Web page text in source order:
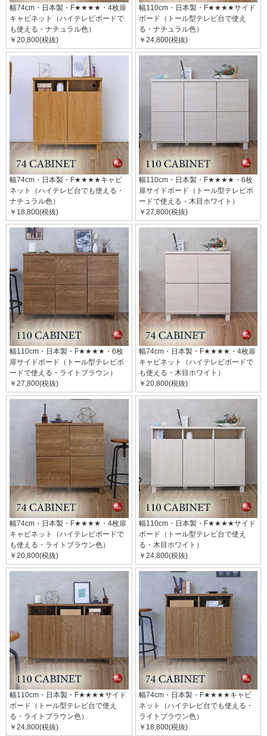
幅74cm・日本製・F★★★★・4枚扉
キャビネット（ハイテレビボードで
も使える・ナチュラル色）
￥20,800(税抜)
幅110cm・日本製・F★★★★サイド
ボード（トール型テレビ台で使え
る・ナチュラル色）
￥24,800(税抜)
幅74cm・日本製・F★★★★キャビ
ネット（ハイテレビ台でも使える・
ナチュラル色）
￥18,800(税抜)
幅110cm・日本製・F★★★★・6枚
扉サイドボード（トール型テレビボ
ードで使える・木目ホワイト）
￥27,800(税抜)
幅110cm・日本製・F★★★★・6枚
扉サイドボード（トール型テレビボ
ードで使える・ライトブラウン）
￥27,800(税抜)
幅74cm・日本製・F★★★★・4枚扉
キャビネット（ハイテレビボードで
も使える・木目ホワイト）
￥20,800(税抜)
幅74cm・日本製・F★★★★・4枚扉
キャビネット（ハイテレビボードで
も使える・ライトブラウン色）
￥20,800(税抜)
幅110cm・日本製・F★★★★サイド
ボード（トール型テレビ台で使え
る・木目ホワイト）
￥24,800(税抜)
幅110cm・日本製・F★★★★サイド
ボード（トール型テレビ台で使え
る・ライトブラウン色）
￥24,800(税抜)
幅74cm・日本製・F★★★★キャビ
ネット（ハイテレビ台でも使える・
ライトブラウン色）
￥18,800(税抜)